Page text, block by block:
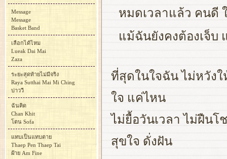
หมดเวลาแล้ว คนดี
แม้ฉันยังคงต้องเจ็บ
ที่สุดในใจฉัน ไม่หวังใ
ใจ แค่ไหน
ไม่ยื้อวันเวลา ไม่ฝืนโ
สุขใจ ดั่งฝัน
Message
Message
Basket Band
เลือกได้ไหม
Lueak Dai Mai
Zaza
ระยะสุดท้ายไม่มีจริง
Raya Sutthai Mai Mi Ching
บ่าววี
ฉันคิด
Chan Khit
โตน Sofa
แทบเป็นแทบตาย
Thaep Pen Thaep Tai
ฝ้าย Am Fine